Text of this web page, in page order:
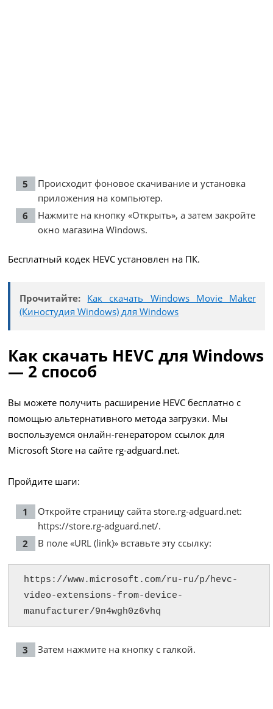
Происходит фоновое скачивание и установка
приложения на компьютер.
Нажмите на кнопку «Открыть», а затем закройте
окно магазина Windows.
Бесплатный кодек HEVC установлен на ПК.
Прочитайте: Как скачать Windows Movie Maker
(Киностудия Windows) для Windows
Как скачать HEVC для Windows
— 2 способ
Вы можете получить расширение HEVC бесплатно с
помощью альтернативного метода загрузки. Мы
воспользуемся онлайн-генератором ссылок для
Microsoft Store на сайте rg-adguard.net.
Пройдите шаги:
Откройте страницу сайта store.rg-adguard.net:
https://store.rg-adguard.net/.
В поле «URL (link)» вставьте эту ссылку:
https://www.microsoft.com/ru-ru/p/hevc-
video-extensions-from-device-
manufacturer/9n4wgh0z6vhq
Затем нажмите на кнопку с галкой.